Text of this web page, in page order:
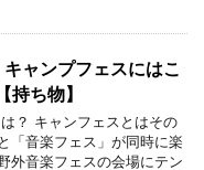
キャンプフェスにはこ
持ち物】
？ キャンフェスとはその
「音楽フェス」が同時に楽
外音楽フェスの会場にテン